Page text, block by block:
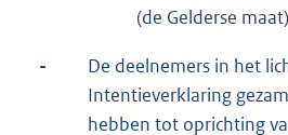
(de Gelderse
-
De deelnemers in het
Intentieverklaring
hebben tot oprichting